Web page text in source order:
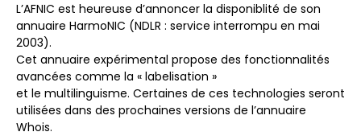
L’AFNIC est heureuse d’annoncer la disponiblité de son
annuaire HarmoNIC (NDLR : service interrompu en mai
2003).
Cet annuaire expérimental propose des fonctionnalités
avancées comme la « labelisation »
et le multilinguisme. Certaines de ces technologies seront
utilisées dans des prochaines versions de l’annuaire
Whois.